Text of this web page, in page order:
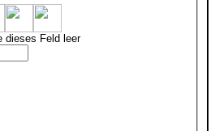
dieses Feld leer